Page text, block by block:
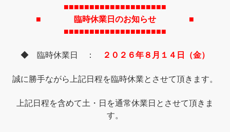
■■■■■■■■■■■■■■■■■■■■
■ 臨時休業日のお知らせ ■
■■■■■■■■■■■■■■■■■■■■
◆ 臨時休業日 ： ２０２６年８月１４日（金）
誠に勝手ながら上記日程を臨時休業とさせて頂きます。
上記日程を含めて土・日を通常休業日とさせて頂きま
す。